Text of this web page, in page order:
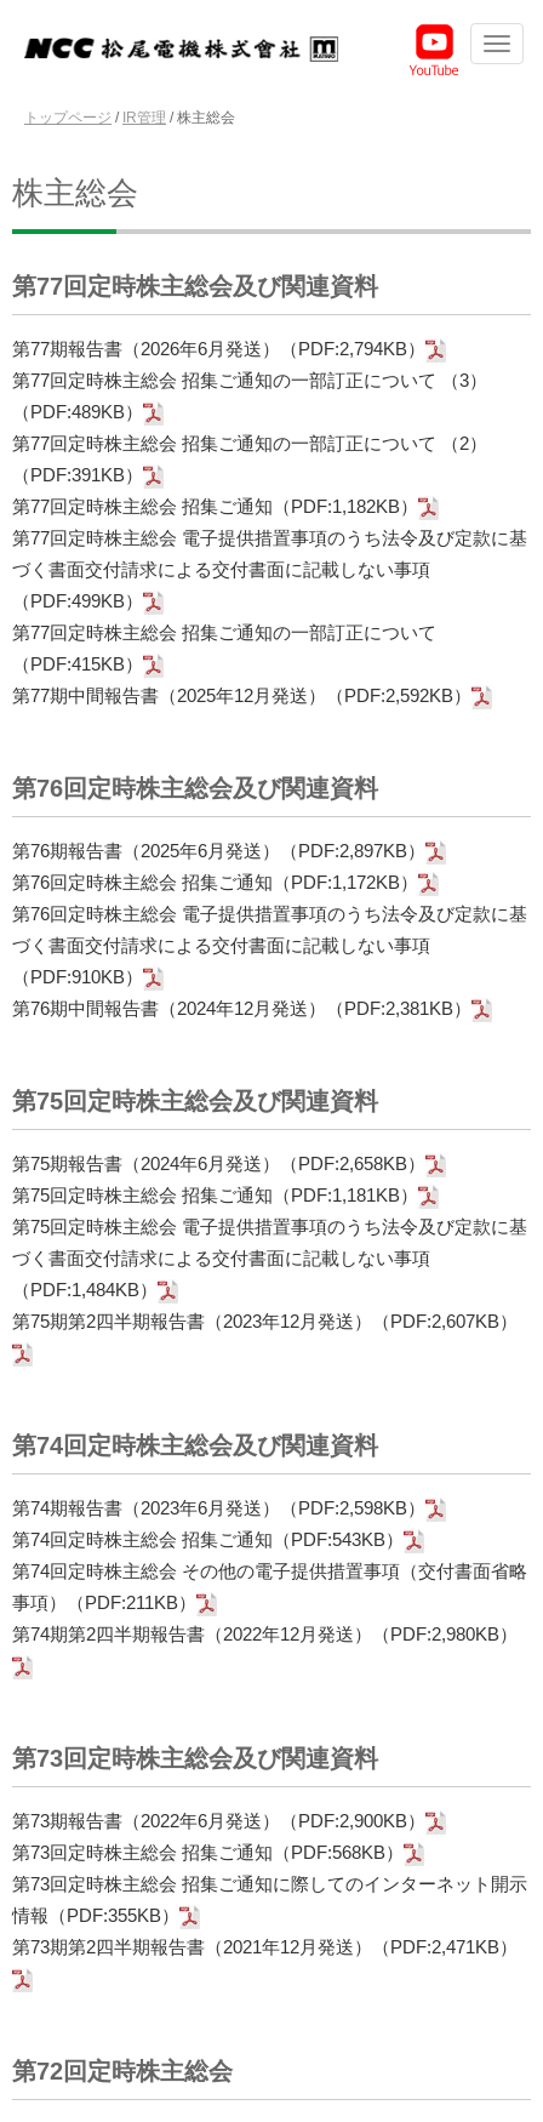
トップページ / IR管理 /株主総会
株主総会
第77回定時株主総会及び関連資料
第77期報告書（2026年6月発送）（PDF:2,794KB）
第77回定時株主総会 招集ご通知の一部訂正について （3）
（PDF:489KB）
第77回定時株主総会 招集ご通知の一部訂正について （2）
（PDF:391KB）
第77回定時株主総会 招集ご通知（PDF:1,182KB）
第77回定時株主総会 電子提供措置事項のうち法令及び定款に基
づく書面交付請求による交付書面に記載しない事項
（PDF:499KB）
第77回定時株主総会 招集ご通知の一部訂正について
（PDF:415KB）
第77期中間報告書（2025年12月発送）（PDF:2,592KB）
第76回定時株主総会及び関連資料
第76期報告書（2025年6月発送）（PDF:2,897KB）
第76回定時株主総会 招集ご通知（PDF:1,172KB）
第76回定時株主総会 電子提供措置事項のうち法令及び定款に基
づく書面交付請求による交付書面に記載しない事項
（PDF:910KB）
第76期中間報告書（2024年12月発送）（PDF:2,381KB）
第75回定時株主総会及び関連資料
第75期報告書（2024年6月発送）（PDF:2,658KB）
第75回定時株主総会 招集ご通知（PDF:1,181KB）
第75回定時株主総会 電子提供措置事項のうち法令及び定款に基
づく書面交付請求による交付書面に記載しない事項
（PDF:1,484KB）
第75期第2四半期報告書（2023年12月発送）（PDF:2,607KB）
第74回定時株主総会及び関連資料
第74期報告書（2023年6月発送）（PDF:2,598KB）
第74回定時株主総会 招集ご通知（PDF:543KB）
第74回定時株主総会 その他の電子提供措置事項（交付書面省略
事項）（PDF:211KB）
第74期第2四半期報告書（2022年12月発送）（PDF:2,980KB）
第73回定時株主総会及び関連資料
第73期報告書（2022年6月発送）（PDF:2,900KB）
第73回定時株主総会 招集ご通知（PDF:568KB）
第73回定時株主総会 招集ご通知に際してのインターネット開示
情報（PDF:355KB）
第73期第2四半期報告書（2021年12月発送）（PDF:2,471KB）
第72回定時株主総会